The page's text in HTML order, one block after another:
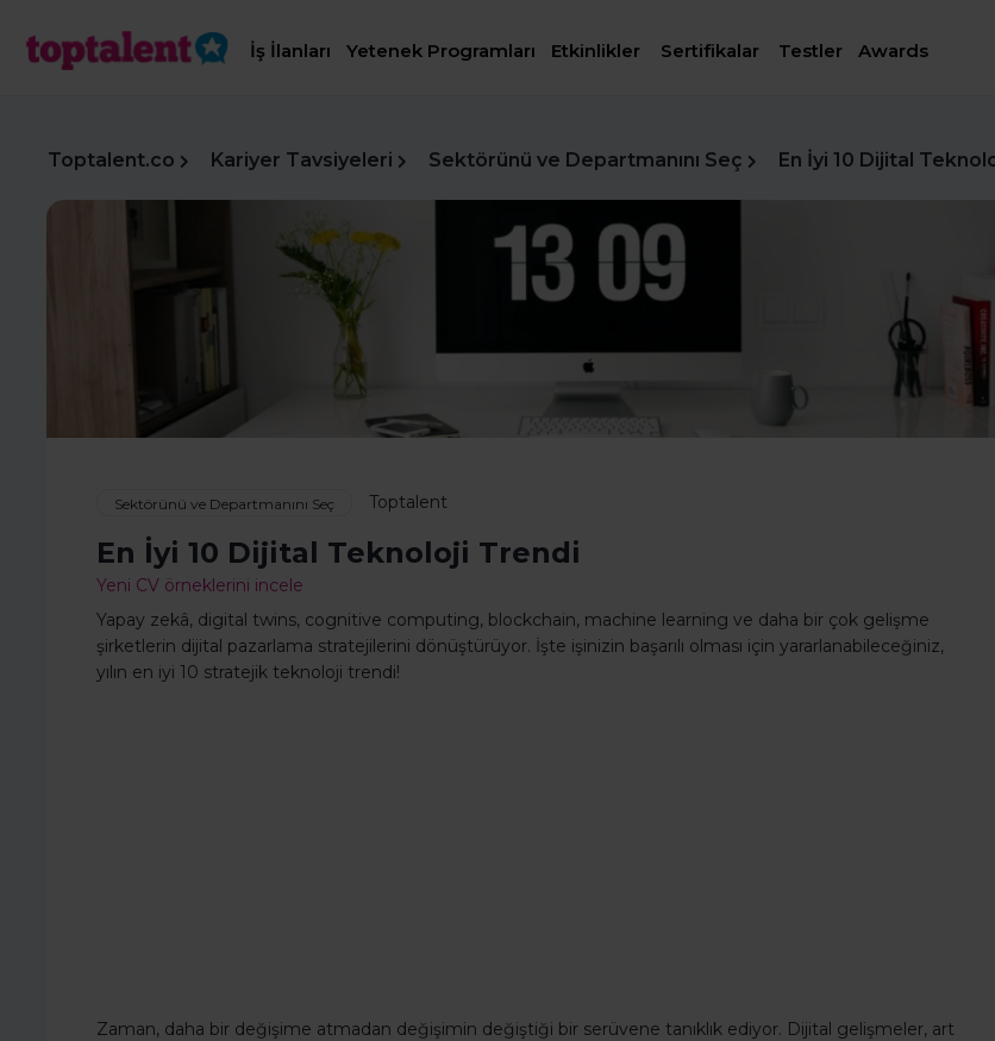
İş İlanları Yetenek Programları Etkinlikler Sertifikalar Testler Awards
Toptalent.co Kariyer Tavsiyeleri Sektörünü ve Departmanını Seç En İyi 10 Dijital
Sektörünü ve Departmanını Seç Toptalent
En İyi 10 Dijital Teknoloji Trendi
Yeni CV örneklerini incele
Yapay zekâ, digital twins, cognitive computing, blockchain, machine learning ve daha bir çok gelişme
şirketlerin dijital pazarlama stratejilerini dönüştürüyor. İşte işinizin başarılı olması için yararlanabileceğiniz,
yılın en iyi 10 stratejik teknoloji trendi!
Zaman, daha bir değişime atmadan değişimin değiştiği bir serüvene tanıklık ediyor. Dijital gelişmeler, art